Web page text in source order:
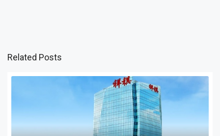
Related Posts